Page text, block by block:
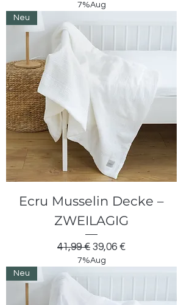
7%Aug
Neu
Ecru Musselin Decke –
ZWEILAGIG
Standardpreis
41,99 € Sale-Preis
39,06 €
7%Aug
Neu